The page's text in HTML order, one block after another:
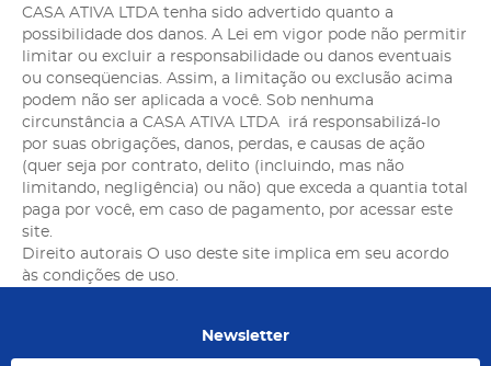
CASA ATIVA LTDA tenha sido advertido quanto a
possibilidade dos danos. A Lei em vigor pode não permitir
limitar ou excluir a responsabilidade ou danos eventuais
ou conseqüencias. Assim, a limitação ou exclusão acima
podem não ser aplicada a você. Sob nenhuma
circunstância a CASA ATIVA LTDA irá responsabilizá-lo
por suas obrigações, danos, perdas, e causas de ação
(quer seja por contrato, delito (incluindo, mas não
limitando, negligência) ou não) que exceda a quantia total
paga por você, em caso de pagamento, por acessar este
site.
Direito autorais O uso deste site implica em seu acordo
às condições de uso.
Newsletter